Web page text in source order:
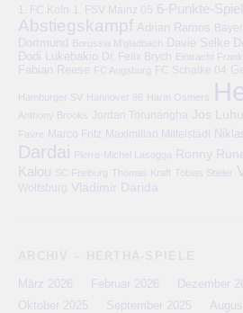
1. FC Köln 1. FSV Mainz 05 6-Punkte-Spiel
Abstiegskampf Adrian Ramos
Dortmund
Borussia M'gladbach Davie Selke
Dodi Lukebakio Dr. Felix Brych Eintracht
Fabian Reese FC Augsburg FC Schalke 04
Hamburger SV Hannover 96 Harm Osmers
Anthony Brooks
Jordan Torunarigha Jos
Favre
Marco Fritz Maximilian Mittelstädt
Dardai Pierre-Michel Lasogga Ronny
Kalou SC Freiburg Thomas Kraft Tobias Stieler
Wolfsburg
Vladimir Darida
März 2026 Februar 2026 Dezember
Oktober 2025
September 2025